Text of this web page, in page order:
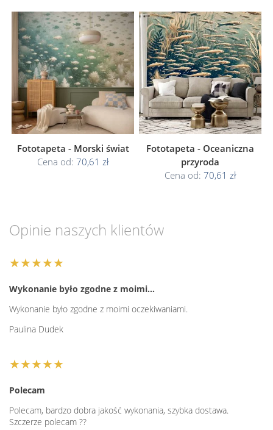
Fototapeta - Morski świat
Cena od: 70,61 zł
Fototapeta - Oceaniczna
przyroda
Cena od: 70,61 zł
Opinie naszych klientów
★★★★★
Wykonanie było zgodne z moimi…
Wykonanie było zgodne z moimi oczekiwaniami.
Paulina Dudek
★★★★★
Polecam
Polecam, bardzo dobra jakość wykonania, szybka dostawa.
Szczerze polecam ??